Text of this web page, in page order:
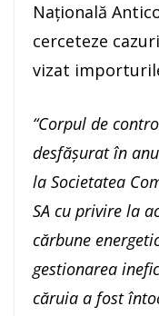
Națională
cerceteze
vizat
“Corpul de
desfășurat în
la Societatea
SA cu privire la
cărbune
gestionarea
căruia a fost